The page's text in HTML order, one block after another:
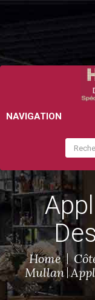
NAVIGATION
Home
Mullan